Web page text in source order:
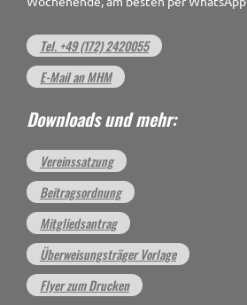
Tel. +49 (172) 2420055
E-Mail an MHM
Downloads und mehr:
Vereinssatzung
Beitragsordnung
Mitgliedsantrag
Überweisungsträger Vorlage
Flyer zum Drucken